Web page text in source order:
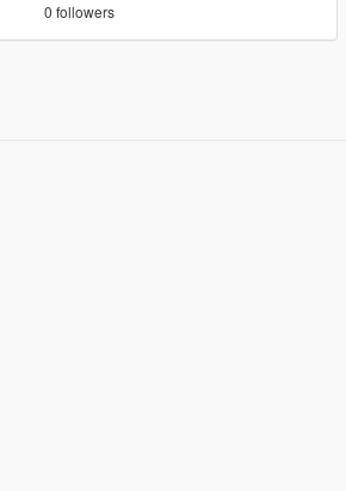
0 followers